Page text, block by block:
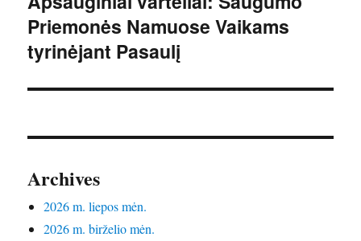
įrašas:
Priemonės Namuose Vaikams
tyrinėjant Pasaulį
Archives
2026 m. liepos mėn.
2026 m. birželio mėn.